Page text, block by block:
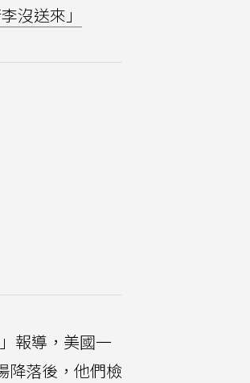
沒送來」
」報導，美國一
降落後，他們檢